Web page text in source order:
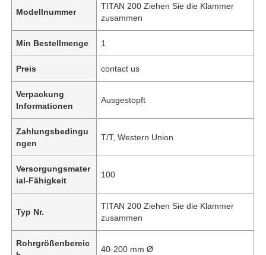
Modellnummer
TITAN 200 Ziehen Sie die Klammer
zusammen
Min Bestellmenge 1
Preis contact us
Verpackung
Informationen
Ausgestopft
Zahlungsbedingu
ngen
T/T, Western Union
Versorgungsmater
ial-Fähigkeit
100
Typ Nr.
TITAN 200 Ziehen Sie die Klammer
zusammen
Rohrgrößenbereic
40-200 mm Ø